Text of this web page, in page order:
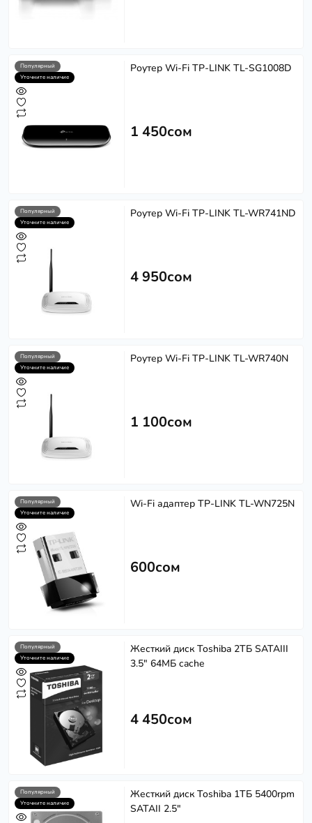
Популярный
Уточните наличие
Роутер Wi-Fi TP-LINK TL-SG1008D
1 450сом
Популярный
Уточните наличие
Роутер Wi-Fi TP-LINK TL-WR741ND
4 950сом
Популярный
Уточните наличие
Роутер Wi-Fi TP-LINK TL-WR740N
1 100сом
Популярный
Уточните наличие
Wi-Fi адаптер TP-LINK TL-WN725N
600сом
Популярный
Уточните наличие
Жесткий диск Toshiba 2ТБ SATAIII
3.5" 64МБ cache
4 450сом
Популярный
Уточните наличие
Жесткий диск Toshiba 1ТБ 5400rpm
SATAII 2.5"